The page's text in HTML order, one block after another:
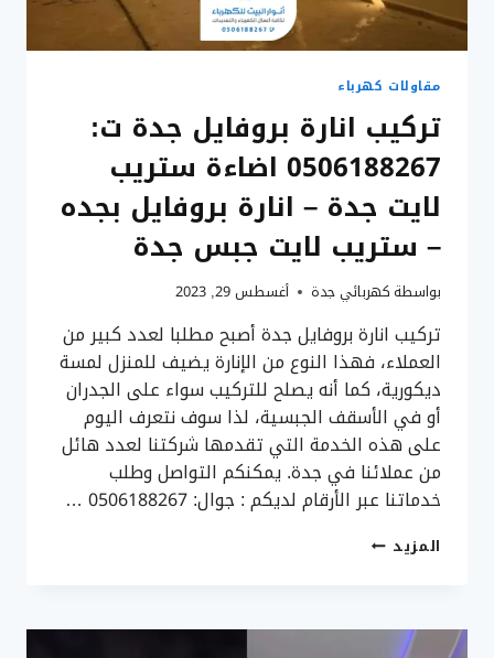
مقاولات كهرباء
تركيب انارة بروفايل جدة ت:
0506188267 اضاءة ستريب
لايت جدة – انارة بروفايل بجده
– ستريب لايت جبس جدة
بواسطة كهربائي جدة أغسطس 29, 2023
تركيب انارة بروفايل جدة أصبح مطلبا لعدد كبير من
العملاء، فهذا النوع من الإنارة يضيف للمنزل لمسة
ديكورية، كما أنه يصلح للتركيب سواء على الجدران
أو في الأسقف الجبسية، لذا سوف نتعرف اليوم
على هذه الخدمة التي تقدمها شركتنا لعدد هائل
من عملائنا في جدة. يمكنكم التواصل وطلب
خدماتنا عبر الأرقام لديكم : جوال: 0506188267 …
المزيد تركيب
ت: